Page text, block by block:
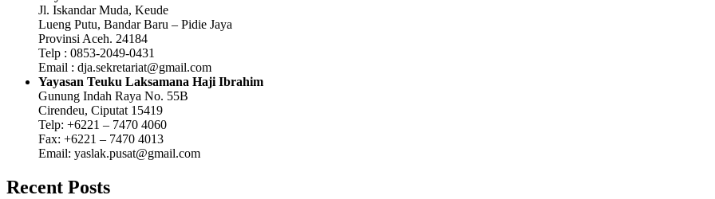
Jl. Iskandar Muda, Keude
Lueng Putu, Bandar Baru – Pidie Jaya
Provinsi Aceh. 24184
Telp : 0853-2049-0431
Email : dja.sekretariat@gmail.com
Yayasan Teuku Laksamana Haji Ibrahim
Gunung Indah Raya No. 55B
Cirendeu, Ciputat 15419
Telp: +6221 – 7470 4060
Fax: +6221 – 7470 4013
Email: yaslak.pusat@gmail.com
Recent Posts